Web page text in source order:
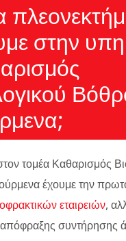
στην
τομέα Καθαρισμός
έχουμε την
εταιρειών,
συντήρησης